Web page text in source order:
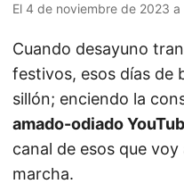
El 4 de noviembre de 2023 a
Cuando desayuno
festivos, esos días de
sillón; enciendo la
amado-odiado
canal de esos que
marcha.